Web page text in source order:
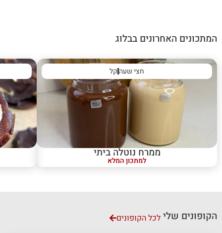
המתכונים האחרונים בבלוג
חצי שעהקל
ממרח נוטלה ביתי
למתכון המלא
הקופונים שלי לכל הקופונים